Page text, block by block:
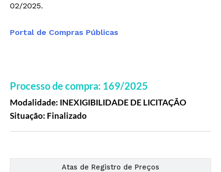
02/2025.
Portal de Compras Públicas
Processo de compra: 169/2025
Modalidade: INEXIGIBILIDADE DE LICITAÇÃO
Situação: Finalizado
Atas de Registro de Preços